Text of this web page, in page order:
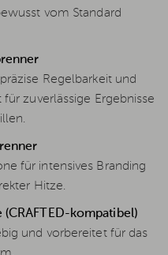
vom Standard
Regelbarkeit und
zuverlässige Ergebnisse
für intensives Branding
Hitze.
kompatibel)
und vorbereitet für das